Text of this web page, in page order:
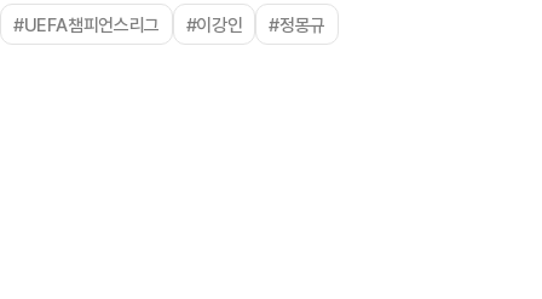
#UEFA챔피언스리그 #이강인 #정몽규